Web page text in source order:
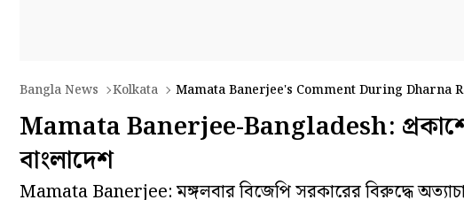
Bangla News Kolkata Mamata Banerjee's Comment During Dharna
Mamata Banerjee-Bangladesh: প্রকাশ্যে
বাংলাদেশ
Mamata Banerjee: মঙ্গলবার বিজেপি সরকারের বিরুদ্ধে